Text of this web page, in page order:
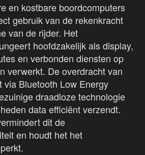
en kostbare boordcomputers
gebruik van de rekenkracht
van de rijder. Het
hoofdzakelijk als display,
en verbonden diensten op
verwerkt. De overdracht van
via Bluetooth Low Energy
draadloze technologie
data efficiënt verzendt.
dit de
en houdt het het